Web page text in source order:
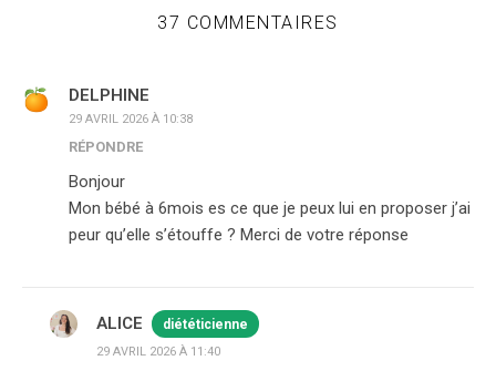
37 COMMENTAIRES
DELPHINE
29 AVRIL 2026 À 10:38
RÉPONDRE
Bonjour
Mon bébé à 6mois es ce que je peux lui en proposer j’ai
peur qu’elle s’étouffe ? Merci de votre réponse
ALICE diététicienne
29 AVRIL 2026 À 11:40